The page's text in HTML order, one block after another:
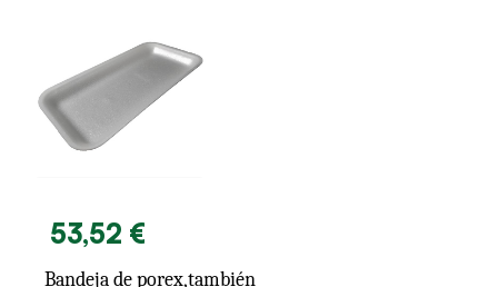
53,52 €
Bandeja de porex,también